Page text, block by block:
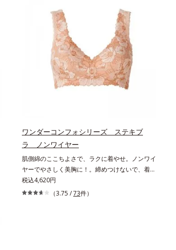
ワンダーコンフォシリーズ ステキブ
ラ ノンワイヤー
肌側綿のここちよさで、ラクに着やせ。ノンワイ
ヤーでやさしく美胸に！。締めつけないで、着や
せする 「これが補整下着なの？」と驚くほどの
やさしさで、美しいラインへ。締めつけ感や苦し
税込4,620円
（3.75 /73件）